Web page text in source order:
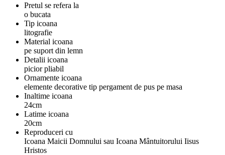
Pretul se refera la
o bucata
Tip icoana
litografie
Material icoana
pe suport din lemn
Detalii icoana
picior pliabil
Ornamente icoana
elemente decorative tip pergament de pus pe masa
Inaltime icoana
24cm
Latime icoana
20cm
Reproduceri cu
Icoana Maicii Domnului sau Icoana Mântuitorului Iisus
Hristos